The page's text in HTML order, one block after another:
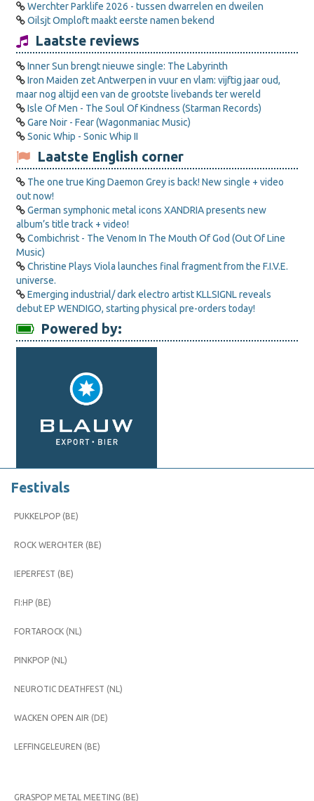
Werchter Parklife 2026 - tussen dwarrelen en dweilen
Oilsjt Omploft maakt eerste namen bekend
Laatste reviews
Inner Sun brengt nieuwe single: The Labyrinth
Iron Maiden zet Antwerpen in vuur en vlam: vijftig jaar oud,
maar nog altijd een van de grootste livebands ter wereld
Isle Of Men - The Soul Of Kindness (Starman Records)
Gare Noir - Fear (Wagonmaniac Music)
Sonic Whip - Sonic Whip II
Laatste English corner
The one true King Daemon Grey is back! New single + video
out now!
German symphonic metal icons XANDRIA presents new
album’s title track + video!
Combichrist - The Venom In The Mouth Of God (Out Of Line
Music)
Christine Plays Viola launches final fragment from the F.I.V.E.
universe.
Emerging industrial/ dark electro artist KLLSIGNL reveals
debut EP WENDIGO, starting physical pre-orders today!
Powered by:
Festivals
PUKKELPOP (BE)
ROCK WERCHTER (BE)
IEPERFEST (BE)
FI:HP (BE)
FORTAROCK (NL)
PINKPOP (NL)
NEUROTIC DEATHFEST (NL)
WACKEN OPEN AIR (DE)
LEFFINGELEUREN (BE)
GRASPOP METAL MEETING (BE)